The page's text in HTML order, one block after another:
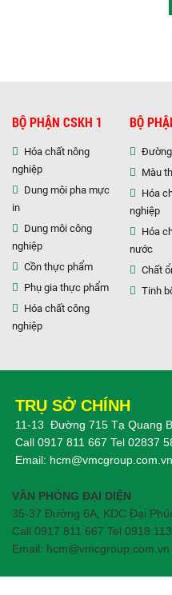
BỘ PHẬN CSKH 1
Hóa chất nông
nghiệp
Dung môi pha mực
in
Dung môi công
nghiệp
Cồn thực phẩm
Phụ gia thực phẩm
Hóa chất công
nghiệp
BỘ
Màu
Hóa
nghiệp
Hóa
nước
Chất
Tinh
TRỤ SỞ CHÍNH
11-13 Đường 715 Tạ Quang
Call 0917 811 667 Tel 02837
Email: hcm@vmcgroup.com.vn
VĂN PHÒNG ĐẠI DIỆN
35-37 Đường 6A, KDC Đại
Call 0917 811 667 Tel 0918
Email: hcm@vmcgroup.com.vn